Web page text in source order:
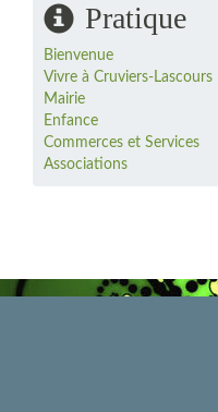
Pratique
Bienvenue
Vivre à Cruviers-Lascours
Mairie
Enfance
Commerces et Services
Associations